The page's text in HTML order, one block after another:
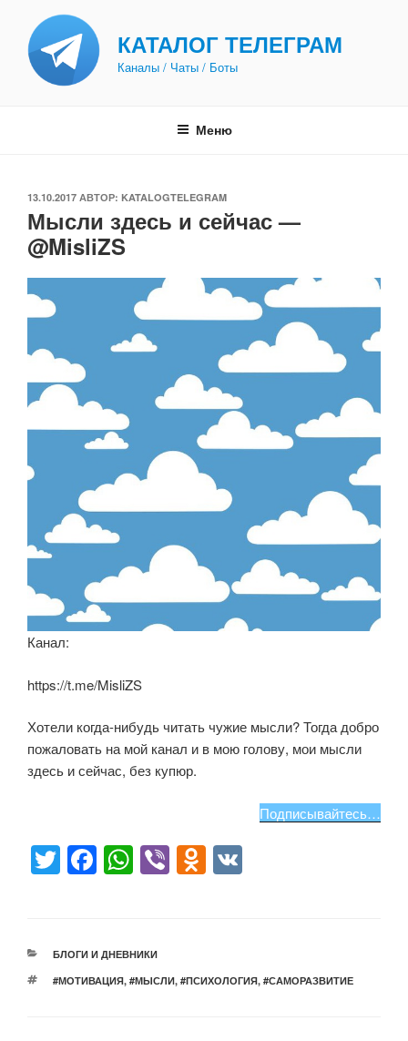
содержимому
КАТАЛОГ ТЕЛЕГРАМ
Каналы / Чаты / Боты
Меню
ОПУБЛИКОВАНО
13.10.2017 АВТОР: KATALOGTELEGRAM
Мысли здесь и сейчас —
@MisliZS
Канал:
https://t.me/MisliZS
Хотели когда-нибудь читать чужие мысли? Тогда добро
пожаловать на мой канал и в мою голову, мои мысли
здесь и сейчас, без купюр.
Подписывайтесь…
T
er
F
e
b
W
s
A
Vi O
kl
РУБРИКИ
БЛОГИ И ДНЕВНИКИ
МЕТКИ
#МОТИВАЦИЯ, #МЫСЛИ, #ПСИХОЛОГИЯ, #САМОРАЗВИТИЕ